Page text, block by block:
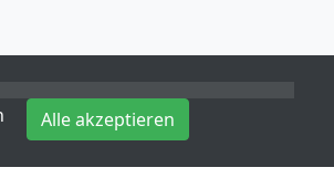
Alle akzeptieren